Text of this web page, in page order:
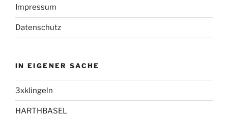
Impressum
Datenschutz
IN EIGENER SACHE
3xklingeln
HARTHBASEL